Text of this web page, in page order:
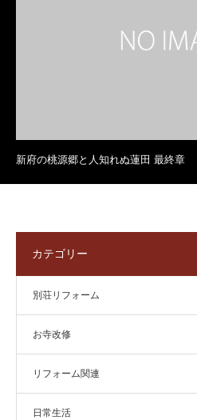
新府の桃源郷と人知れぬ蓮田 最終章
カテゴリー
別荘リフォーム
お寺改修
リフォーム関連
日常生活